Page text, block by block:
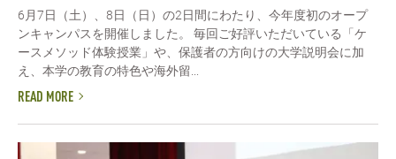
6月7日（土）、8日（日）の2日間にわたり、今年度初のオープ
ンキャンパスを開催しました。 毎回ご好評いただいている「ケ
ースメソッド体験授業」や、保護者の方向けの大学説明会に加
え、本学の教育の特色や海外留...
READ MORE